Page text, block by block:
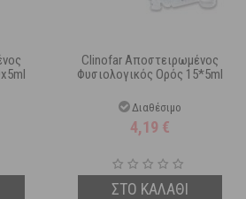
Clinofar Αποστειρωμένος
Φυσιολογικός Ορός 15*5ml
Διαθέσιμο
4,19 €
ΣΤΟ ΚΑΛΑΘΙ